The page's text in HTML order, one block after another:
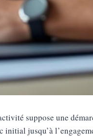
suppose une
jusqu’à